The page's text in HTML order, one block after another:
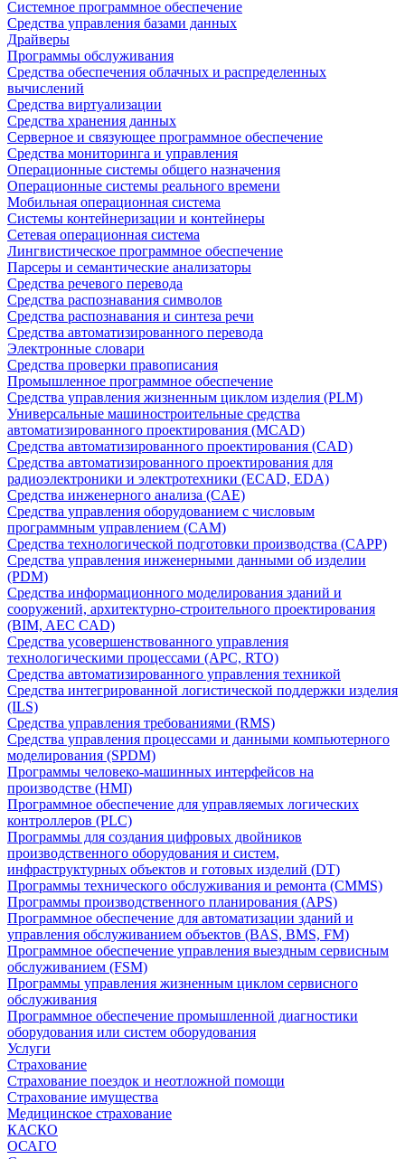
Системное программное обеспечение
Средства управления базами данных
Драйверы
Программы обслуживания
Средства обеспечения облачных и распределенных
вычислений
Средства виртуализации
Средства хранения данных
Серверное и связующее программное обеспечение
Средства мониторинга и управления
Операционные системы общего назначения
Операционные системы реального времени
Мобильная операционная система
Системы контейнеризации и контейнеры
Сетевая операционная система
Лингвистическое программное обеспечение
Парсеры и семантические анализаторы
Средства речевого перевода
Средства распознавания символов
Средства распознавания и синтеза речи
Средства автоматизированного перевода
Электронные словари
Средства проверки правописания
Промышленное программное обеспечение
Средства управления жизненным циклом изделия (PLM)
Универсальные машиностроительные средства
автоматизированного проектирования (MCAD)
Средства автоматизированного проектирования (CAD)
Средства автоматизированного проектирования для
радиоэлектроники и электротехники (ECAD, EDA)
Средства инженерного анализа (CAE)
Средства управления оборудованием с числовым
программным управлением (CAM)
Средства технологической подготовки производства (CAPP)
Средства управления инженерными данными об изделии
(PDM)
Средства информационного моделирования зданий и
сооружений, архитектурно-строительного проектирования
(BIM, AEC CAD)
Средства усовершенствованного управления
технологическими процессами (APC, RTO)
Средства автоматизированного управления техникой
Средства интегрированной логистической поддержки изделия
(ILS)
Средства управления требованиями (RMS)
Средства управления процессами и данными компьютерного
моделирования (SPDM)
Программы человеко-машинных интерфейсов на
производстве (HMI)
Программное обеспечение для управляемых логических
контроллеров (PLC)
Программы для создания цифровых двойников
производственного оборудования и систем,
инфраструктурных объектов и готовых изделий (DT)
Программы технического обслуживания и ремонта (CMMS)
Программы производственного планирования (APS)
Программное обеспечение для автоматизации зданий и
управления обслуживанием объектов (BAS, BMS, FM)
Программное обеспечение управления выездным сервисным
обслуживанием (FSM)
Программы управления жизненным циклом сервисного
обслуживания
Программное обеспечение промышленной диагностики
оборудования или систем оборудования
Услуги
Страхование
Страхование поездок и неотложной помощи
Страхование имущества
Медицинское страхование
КАСКО
ОСАГО